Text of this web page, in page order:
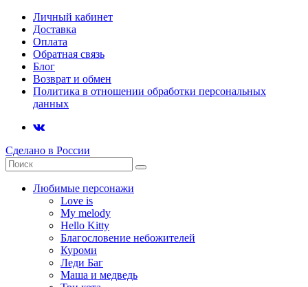
Личный кабинет
Доставка
Оплата
Обратная связь
Блог
Возврат и обмен
Политика в отношении обработки персональных
данных
Сделано в России
Любимые персонажи
Love is
My melody
Hello Kitty
Благословение небожителей
Куроми
Леди Баг
Маша и медведь